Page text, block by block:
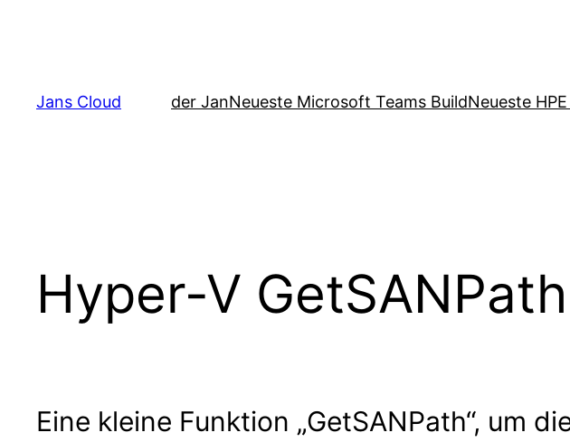
Jans Cloud
der JanNeueste Microsoft Teams BuildNeueste HPE
Hyper-V
Eine kleine Funktion „GetSANPath“, um